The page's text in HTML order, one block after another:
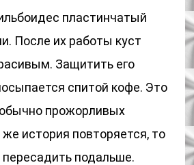
пластинчатый
После их работы куст
Защитить его
спитой кофе. Это
прожорливых
же история повторяется, то
подальше.